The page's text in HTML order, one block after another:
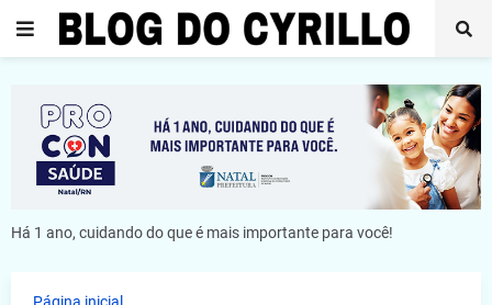
Há 1 ano, cuidando do que é mais importante para você!